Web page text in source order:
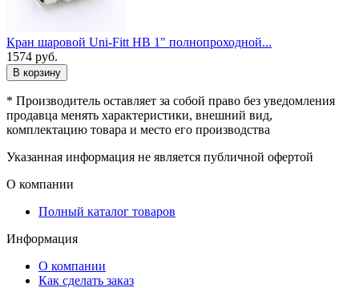
Кран шаровой Uni-Fitt НВ 1" полнопроходной...
1574 руб.
В корзину
* Производитель оставляет за собой право без уведомления
продавца менять характеристики, внешний вид,
комплектацию товара и место его производства
Указанная информация не является публичной офертой
О компании
Полный каталог товаров
Информация
О компании
Как сделать заказ